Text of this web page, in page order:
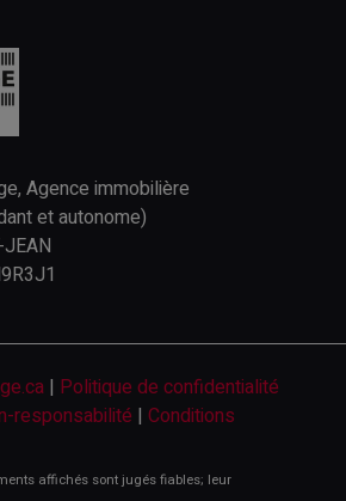
Agence immobilière
et autonome)
| Politique de confidentialité
responsabilité | Conditions
affichés sont jugés fiables; leur